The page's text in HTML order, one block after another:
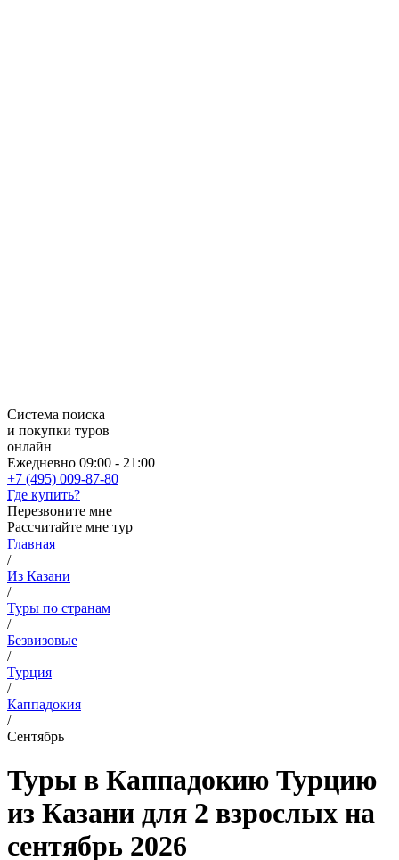
Система поиска
и покупки туров
онлайн
Ежедневно 09:00 - 21:00
+7 (495) 009-87-80
Где купить?
Перезвоните мне
Рассчитайте мне тур
Главная
/
Из Казани
/
Туры по странам
/
Безвизовые
/
Турция
/
Каппадокия
/
Сентябрь
Туры в Каппадокию Турцию
из Казани для 2 взрослых на
сентябрь 2026